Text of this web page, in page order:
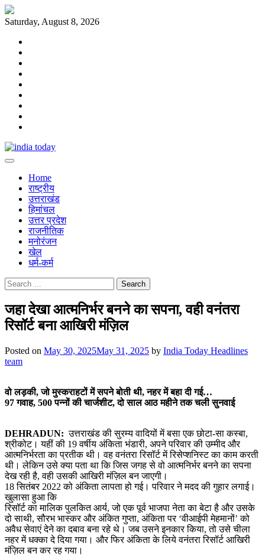
Skip
to
Saturday, August 8, 2026
Home
राष्ट्रीय
उत्तराखंड
हिमांचल
उत्तर प्रदेश
राजनीतिक
मनोरंजन
खेल
धर्म-कर्म
Search
for:
जहा देखा आत्मनिर्भर बनने का सपना, वही वनंतरा
रिसॉर्ट बना आखिरी मंज़िल
Posted on May 30, 2025May 31, 2025 by India Today Headlines
team
वो लड़की, जो मुस्कराहटों में सपने बोती थी, नहर में बहा दी गई…
97 गवाह, 500 पन्नों की चार्जशीट, दो साल आठ महीने तक चली सुनवाई
DEHRADUN: उत्तराखंड की सुरम्य वादियों में बसा एक छोटा-सा कस्बा,
श्रीकोट। यहीं की 19 वर्षीय अंकिता भंडारी, अपने परिवार की उम्मीद और
आत्मनिर्भरता का प्रतीक थी। वह वनंतरा रिसॉर्ट में रिसेप्शनिस्ट का काम करती
थी। लेकिन उसे क्या पता था कि जिस जगह से वो आत्मनिर्भर बनने का सपना
देख रही है, वही उसकी आखिरी मंज़िल बन जाएगी।
18 सितंबर 2022 को अंकिता लापता हो गई। परिवार ने मदद की गुहार लगाई।
खुलासा हुआ कि
रिसॉर्ट का मालिक पुलकित आर्य, जो एक पूर्व भाजपा नेता का बेटा है और उसके
दो साथी, सौरभ भास्कर और अंकित गुप्ता, अंकिता पर ‘वीआईपी मेहमानों’ को
अवैध सेवाएं देने का दबाव बना रहे थे। जब उसने इनकार किया, तो उसे चीला
नहर में धक्का दे दिया गया। और फिर अंकिता के लिये वनंतरा रिसॉर्ट आखिरी
मंज़िल बन कर रह गया।